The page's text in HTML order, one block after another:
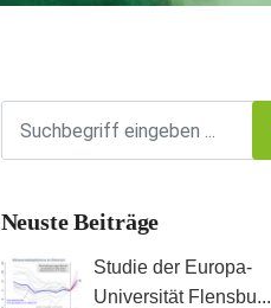
Neuste Beiträge
Studie der Europa-
Universität Flensbu...